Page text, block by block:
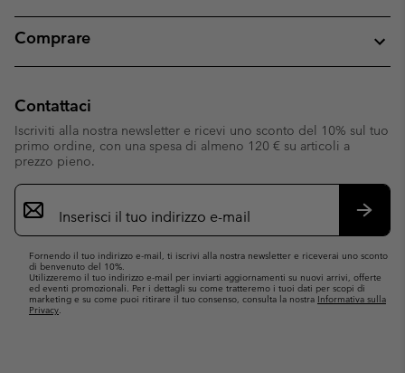
Comprare
Contattaci
Iscriviti alla nostra newsletter e ricevi uno sconto del 10% sul tuo
primo ordine, con una spesa di almeno 120 € su articoli a
prezzo pieno.
Iscrizione
e-
mail
Fornendo il tuo indirizzo e-mail, ti iscrivi alla nostra newsletter e riceverai uno sconto
di benvenuto del 10%.
Utilizzeremo il tuo indirizzo e-mail per inviarti aggiornamenti su nuovi arrivi, offerte
ed eventi promozionali. Per i dettagli su come tratteremo i tuoi dati per scopi di
marketing e su come puoi ritirare il tuo consenso, consulta la nostra Informativa sulla
Privacy.